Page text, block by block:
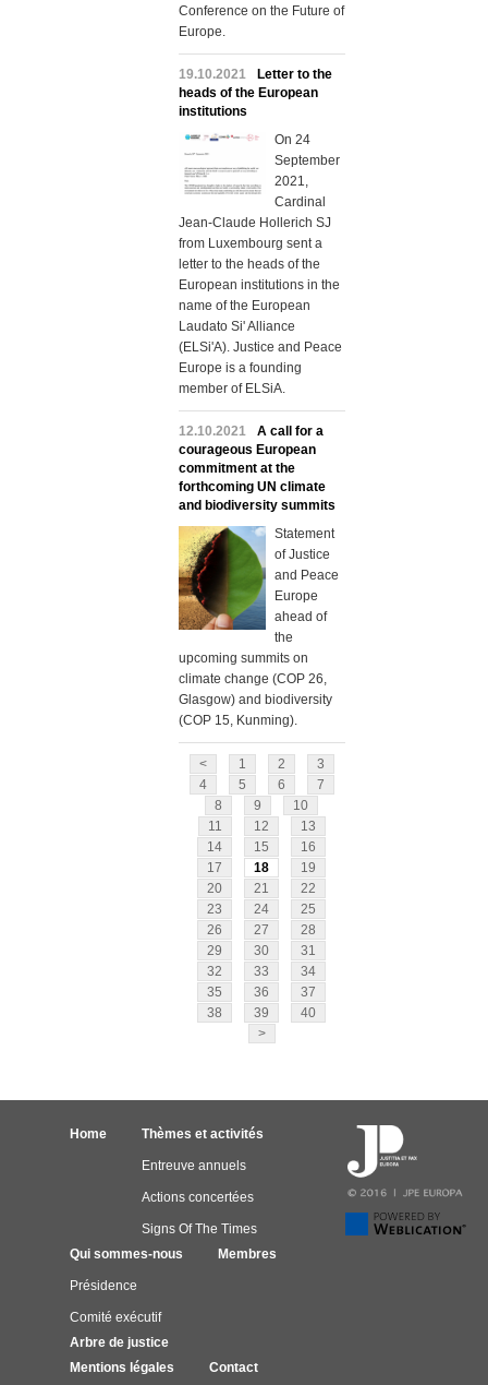
Conference on the Future of
Europe.
19.10.2021
Letter to the
heads of the European
institutions
On 24
September
2021,
Cardinal
Jean-Claude Hollerich SJ
from Luxembourg sent a
letter to the heads of the
European institutions in the
name of the European
Laudato Si' Alliance
(ELSi'A). Justice and Peace
Europe is a founding
member of ELSiA.
12.10.2021
A call for a
courageous European
commitment at the
forthcoming UN climate
and biodiversity summits
Statement
of Justice
and Peace
Europe
ahead of
the
upcoming summits on
climate change (COP 26,
Glasgow) and biodiversity
(COP 15, Kunming).
< 1 2
3
4
5 6
7
8
9
10
11
12
13
14
15
16
17
18
19
20
21
22
23
24
25
26
27
28
29
30
31
32
33
34
35
36
37
38
39
40
>
Home Thèmes et activités
Entreuve annuels
Actions concertées
Signs Of The Times
Qui sommes-nous
Présidence
Comité exécutif
Membres
Arbre de justice
Mentions légales
Contact